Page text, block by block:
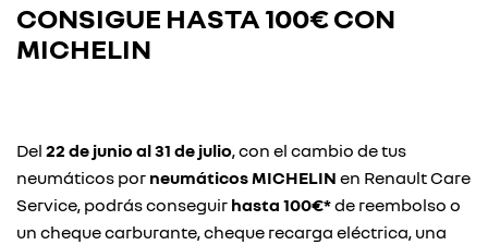
CONSIGUE HASTA100€ CON
MICHELIN
Del 22 de junio al 31 de julio, con el cambio de tus
neumáticos por neumáticos MICHELIN en Renault Care
Service, podrás conseguir hasta 100€*de reembolso o
un cheque carburante, cheque recarga eléctrica, una